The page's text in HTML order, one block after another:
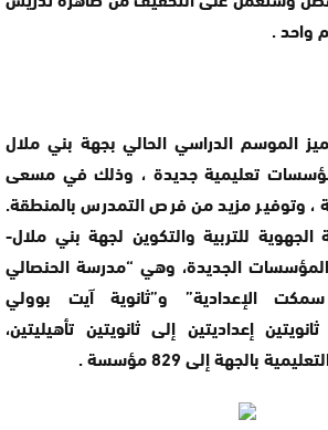
.
الموسم الدراسي الحالي بجهة بني ملال
مؤسسات تعليمية جديدة ، وذلك في مسعى
، وتوفير مزيد من فرص التمدرس بالمنطقة.
الجهوية للتربية والتكوين لجهة بني ملال-
الجديدة، وهي “مدرسة الحنصالي
سمكت الإعدادية” و”ثانوية آيت بوولي
إعداديتين إلى ثانويتين تأهيليتين،
بالجهة إلى 829 مؤسسة .